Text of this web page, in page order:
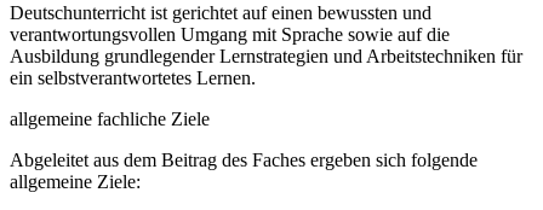
Deutschunterricht ist gerichtet auf einen bewussten und
verantwortungsvollen Umgang mit Sprache sowie auf die
Ausbildung grundlegender Lernstrategien und Arbeitstechniken für
ein selbstverantwortetes Lernen.
allgemeine fachliche Ziele
Abgeleitet aus dem Beitrag des Faches ergeben sich folgende
allgemeine Ziele: